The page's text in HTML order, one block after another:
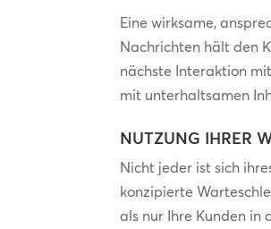
Eine wirksame,
Nachrichten hält den
nächste Interaktion
mit unterhaltsamen
NUTZUNG IHRER
Nicht jeder ist sich
konzipierte
als nur Ihre Kunden